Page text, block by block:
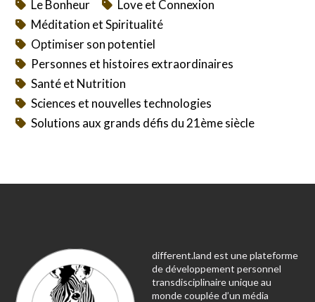
Le Bonheur
Love et Connexion
Méditation et Spiritualité
Optimiser son potentiel
Personnes et histoires extraordinaires
Santé et Nutrition
Sciences et nouvelles technologies
Solutions aux grands défis du 21ème siècle
different.land est une plateforme
de développement personnel
transdisciplinaire unique au
monde couplée d’un média